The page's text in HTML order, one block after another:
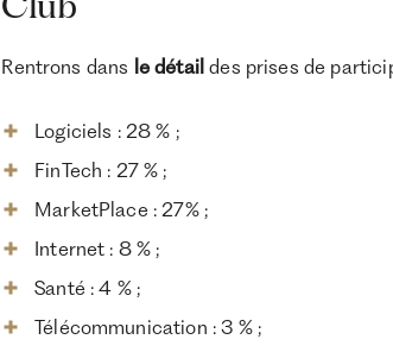
Rentrons dans le détaildes prises de
Logiciels : 28 % ;
FinTech : 27 % ;
MarketPlace : 27% ;
Internet : 8 % ;
Santé : 4 % ;
Télécommunication : 3 % ;